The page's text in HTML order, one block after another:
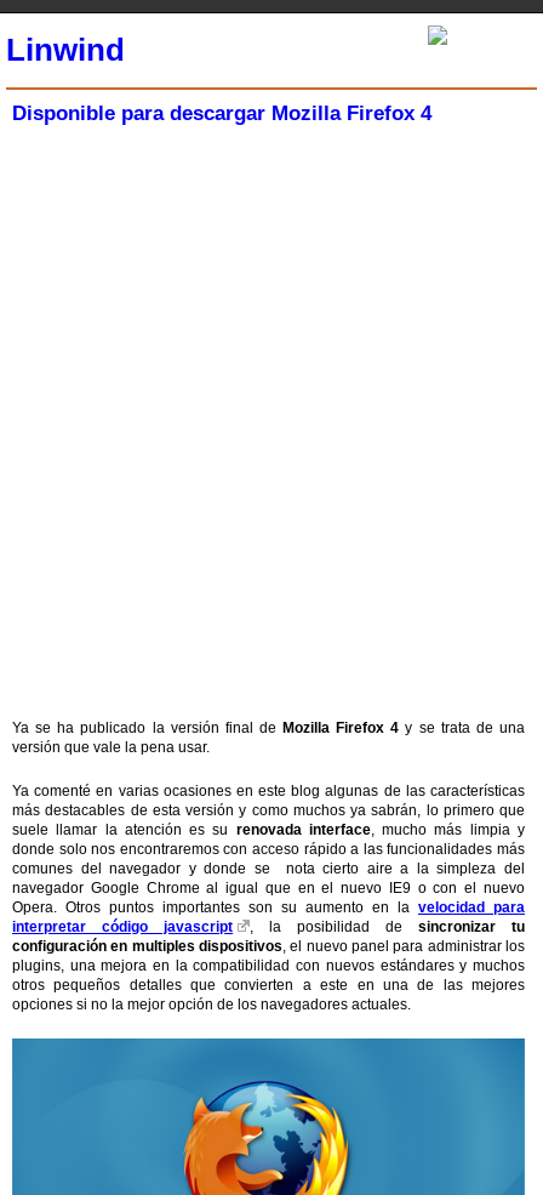
Linwind
Disponible para descargar Mozilla Firefox 4
Ya se ha publicado la versión final de Mozilla Firefox 4 y se trata de una
versión que vale la pena usar.
Ya comenté en varias ocasiones en este blog algunas de las características
más destacables de esta versión y como muchos ya sabrán, lo primero que
suele llamar la atención es su renovada interface, mucho más limpia y
donde solo nos encontraremos con acceso rápido a las funcionalidades más
comunes del navegador y donde se nota cierto aire a la simpleza del
navegador Google Chrome al igual que en el nuevo IE9 o con el nuevo
Opera. Otros puntos importantes son su aumento en la velocidad para
interpretar código javascript
, la posibilidad de sincronizar tu
configuración en multiples dispositivos, el nuevo panel para administrar los
plugins, una mejora en la compatibilidad con nuevos estándares y muchos
otros pequeños detalles que convierten a este en una de las mejores
opciones si no la mejor opción de los navegadores actuales.